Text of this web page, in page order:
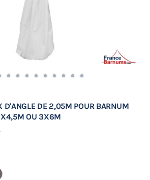
D'ANGLE DE 2,05M POUR BARNUM
OU 3X6M